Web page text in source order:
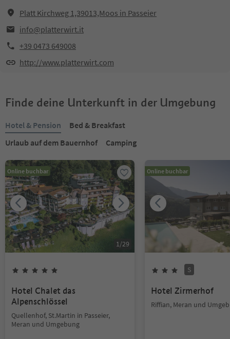
Platt Kirchweg 1,39013,Moos in Passeier
info@platterwirt.it
+39 0473 649008
http://www.platterwirt.com
Finde deine Unterkunft in der Umgebung
Hotel & Pension
Bed & Breakfast
Urlaub auf dem Bauernhof
Camping
Online buchbar
1/29
Hotel Chalet das
Alpenschlössel
Quellenhof, St.Martin in Passeier,
Meran und Umgebung
Online buchbar
S
Hotel Zirmerhof
Riffian, Meran und